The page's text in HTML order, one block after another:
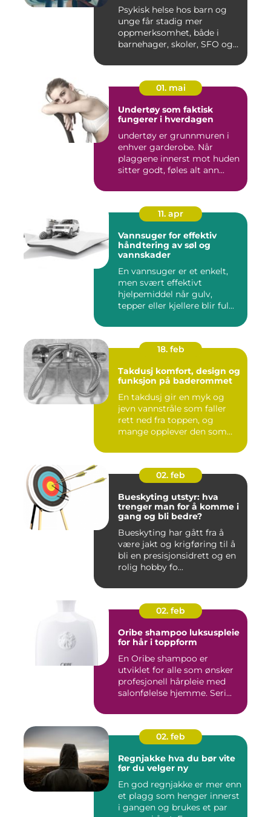
Psykisk helse hos barn og
unge får stadig mer
oppmerksomhet, både i
barnehager, skoler, SFO og
01. mai
Undertøy som faktisk
fungerer i hverdagen
undertøy er grunnmuren i
enhver garderobe. Når
plaggene innerst mot huden
sitter godt, føles alt ann...
11. apr
Vannsuger for effektiv
håndtering av søl og
vannskader
En vannsuger er et enkelt,
men svært effektivt
hjelpemiddel når gulv,
tepper eller kjellere blir ful...
18. feb
Takdusj komfort, design og
funksjon på baderommet
En takdusj gir en myk og
jevn vannstråle som faller
rett ned fra toppen, og
mange opplever den som
02. feb
Bueskyting utstyr: hva
trenger man for å komme i
gang og bli bedre?
Bueskyting har gått fra å
være jakt og krigføring til å
bli en presisjonsidrett og en
rolig hobby fo...
02. feb
Oribe shampoo luksuspleie
for hår i toppform
En Oribe shampoo er
utviklet for alle som ønsker
profesjonell hårpleie med
salonfølelse hjemme. Seri...
02. feb
Regnjakke hva du bør vite
før du velger ny
En god regnjakke er mer enn
et plagg som henger innerst
i gangen og brukes et par